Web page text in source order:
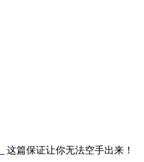
这篇保证让你无法空手出来！